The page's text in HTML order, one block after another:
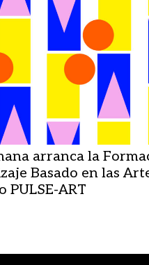
arranca la
Basado en las
PULSE-ART